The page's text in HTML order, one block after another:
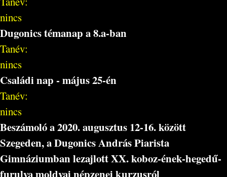
nincs
Dugonics témanap a 8.a-ban
Tanév:
nincs
Családi nap - május 25-én
Tanév:
nincs
Beszámoló a 2020. augusztus 12-16. között
Szegeden, a Dugonics András Piarista
Gimnáziumban lezajlott XX. koboz-ének-hegedű-
furulya moldvai népzenei kurzusról